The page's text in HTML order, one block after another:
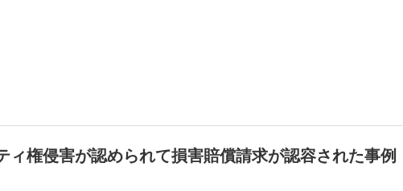
権侵害が認められて損害賠償請求が認容された事例